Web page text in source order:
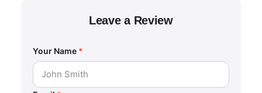
Leave a Review
Your Name *